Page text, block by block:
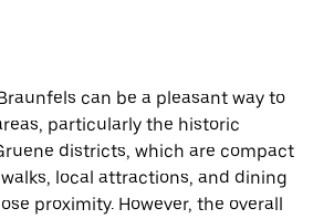
can be a pleasant way to
particularly the historic
districts, which are compact
local attractions, and dining
proximity. However, the overall